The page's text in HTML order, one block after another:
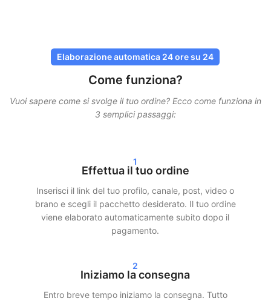
Presso SocialKings la sicurezza è sempre al primo posto. Non
avvengono tramite metodi sicuri e comprovati. I nostri servizi
sono progettati per apparire il più naturali possibile, così che il
tuo account rimanga protetto.
volta, ma sono distribuiti nel tempo. Questo garantisce una
crescita realistica e minimizza i rischi.
Consegna rapida e risultati reali
Dopo il tuo ordine iniziamo spesso la consegna entro 24 ore. A
Instagram, visualizzazioni TikTok o stream Spotify —
garantiamo una consegna rapida ed efficiente.
Elaborazione automatica 24 ore su 24
Come funziona?
Vuoi sapere come si svolge il tuo ordine? Ecco come funziona in
3 semplici passaggi:
1
Effettua il tuo ordine
Inserisci il link del tuo profilo, canale, post, video o
brano e scegli il pacchetto desiderato. Il tuo ordine
viene elaborato automaticamente subito dopo il
pagamento.
2
Iniziamo la consegna
Entro breve tempo iniziamo la consegna. Tutto